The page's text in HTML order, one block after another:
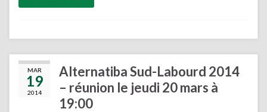
MAR
19
2014
Alternatiba Sud-Labourd 2014
– réunion le jeudi 20 mars à
19:00